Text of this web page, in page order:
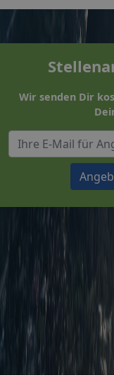
Wir senden Dir